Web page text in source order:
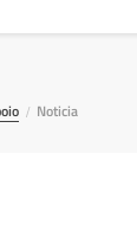
/ Noticia